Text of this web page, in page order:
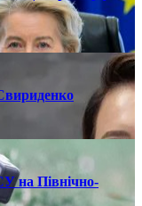
на Північно-